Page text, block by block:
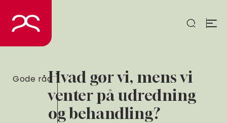
indhold
Hvad gør vi, mens vi
venter på udredning
og behandling?
Gode råd